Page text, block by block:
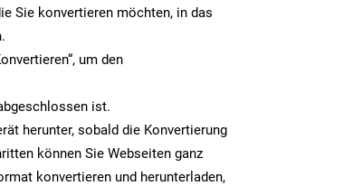
Sie konvertieren möchten, in das
um den
ist.
herunter, sobald die Konvertierung
können Sie Webseiten ganz
konvertieren und herunterladen,